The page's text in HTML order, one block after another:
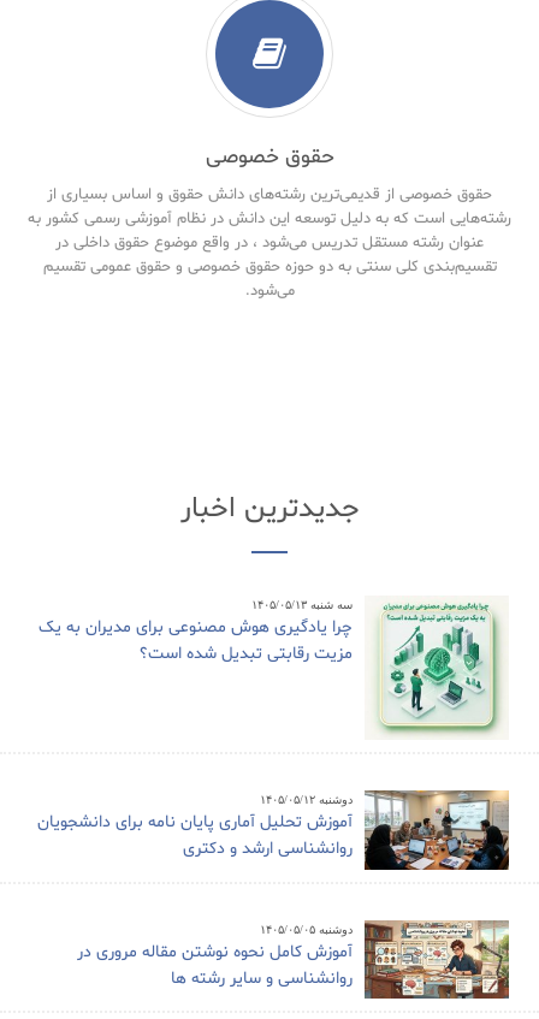
حقوق خصوصی
حقوق خصوصی از قدیمی‌ترین رشته‌های دانش حقوق و اساس بسیاری از
رشته‌هایی است که به دلیل توسعه این دانش در نظام آموزشی رسمی کشور به
عنوان رشته مستقل تدریس می‌شود ، در واقع موضوع حقوق داخلی در
تقسیم‌بندی کلی سنتی به دو حوزه حقوق خصوصی و حقوق‌ عمومی تقسیم
می‌شود.
جدیدترین اخبار
سه شنبه ۱۴۰۵/۰۵/۱۳
چرا یادگیری هوش مصنوعی برای مدیران به یک
مزیت رقابتی تبدیل شده است؟
دوشنبه ۱۴۰۵/۰۵/۱۲
آموزش تحلیل آماری پایان نامه برای دانشجویان
روانشناسی ارشد و دکتری
دوشنبه ۱۴۰۵/۰۵/۰۵
آموزش کامل نحوه نوشتن مقاله مروری در
روانشناسی و سایر رشته ها